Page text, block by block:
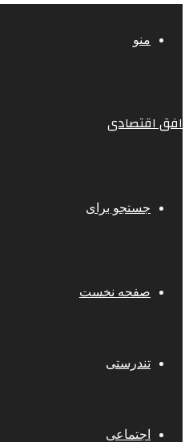
منو
افق اقتصادی
جستجو برای
صفحه نخست
تندرستی
اجتماعی